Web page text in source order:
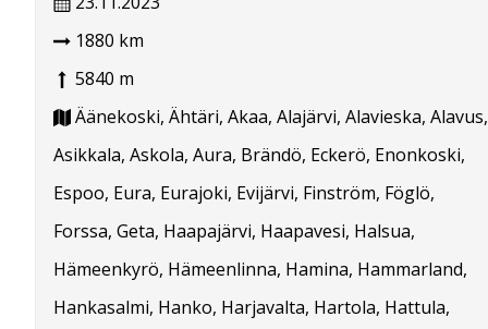
1880 km
5840 m
Äänekoski, Ähtäri, Akaa, Alajärvi, Alavieska, Alavus,
Asikkala, Askola, Aura, Brändö, Eckerö, Enonkoski,
Espoo, Eura, Eurajoki, Evijärvi, Finström, Föglö,
Forssa, Geta, Haapajärvi, Haapavesi, Halsua,
Hämeenkyrö, Hämeenlinna, Hamina, Hammarland,
Hankasalmi, Hanko, Harjavalta, Hartola, Hattula,